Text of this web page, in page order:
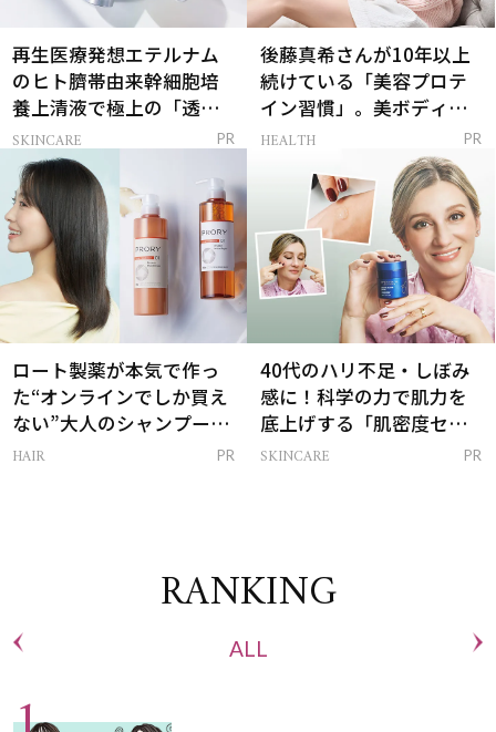
再生医療発想エテルナム
のヒト臍帯由来幹細胞培
養上清液で極上の「透明
感ハリ肌」へ
SKINCARE PR
後藤真希さんが10年以上
続けている「美容プロテ
イン習慣」。美ボディを
支える朝ルーティンと
HEALTH PR
ロート製薬が本気で作っ
た“オンラインでしか買え
ない”大人のシャンプー＆
トリートメントって？
HAIR PR
40代のハリ不足・しぼみ
感に！科学の力で肌力を
底上げする「肌密度セラ
ム」
SKINCARE PR
RANKING
ALL